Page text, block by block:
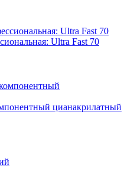
Ultra Fast 70
цианакрилатный